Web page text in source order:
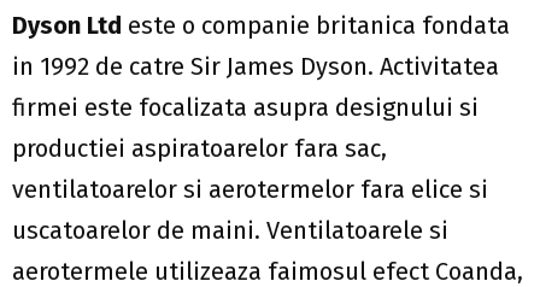
Dyson Ltd este o companie britanica fondata
in 1992 de catre Sir James Dyson. Activitatea
firmei este focalizata asupra designului si
productiei aspiratoarelor fara sac,
ventilatoarelor si aerotermelor fara elice si
uscatoarelor de maini. Ventilatoarele si
aerotermele utilizeaza faimosul efect Coanda,